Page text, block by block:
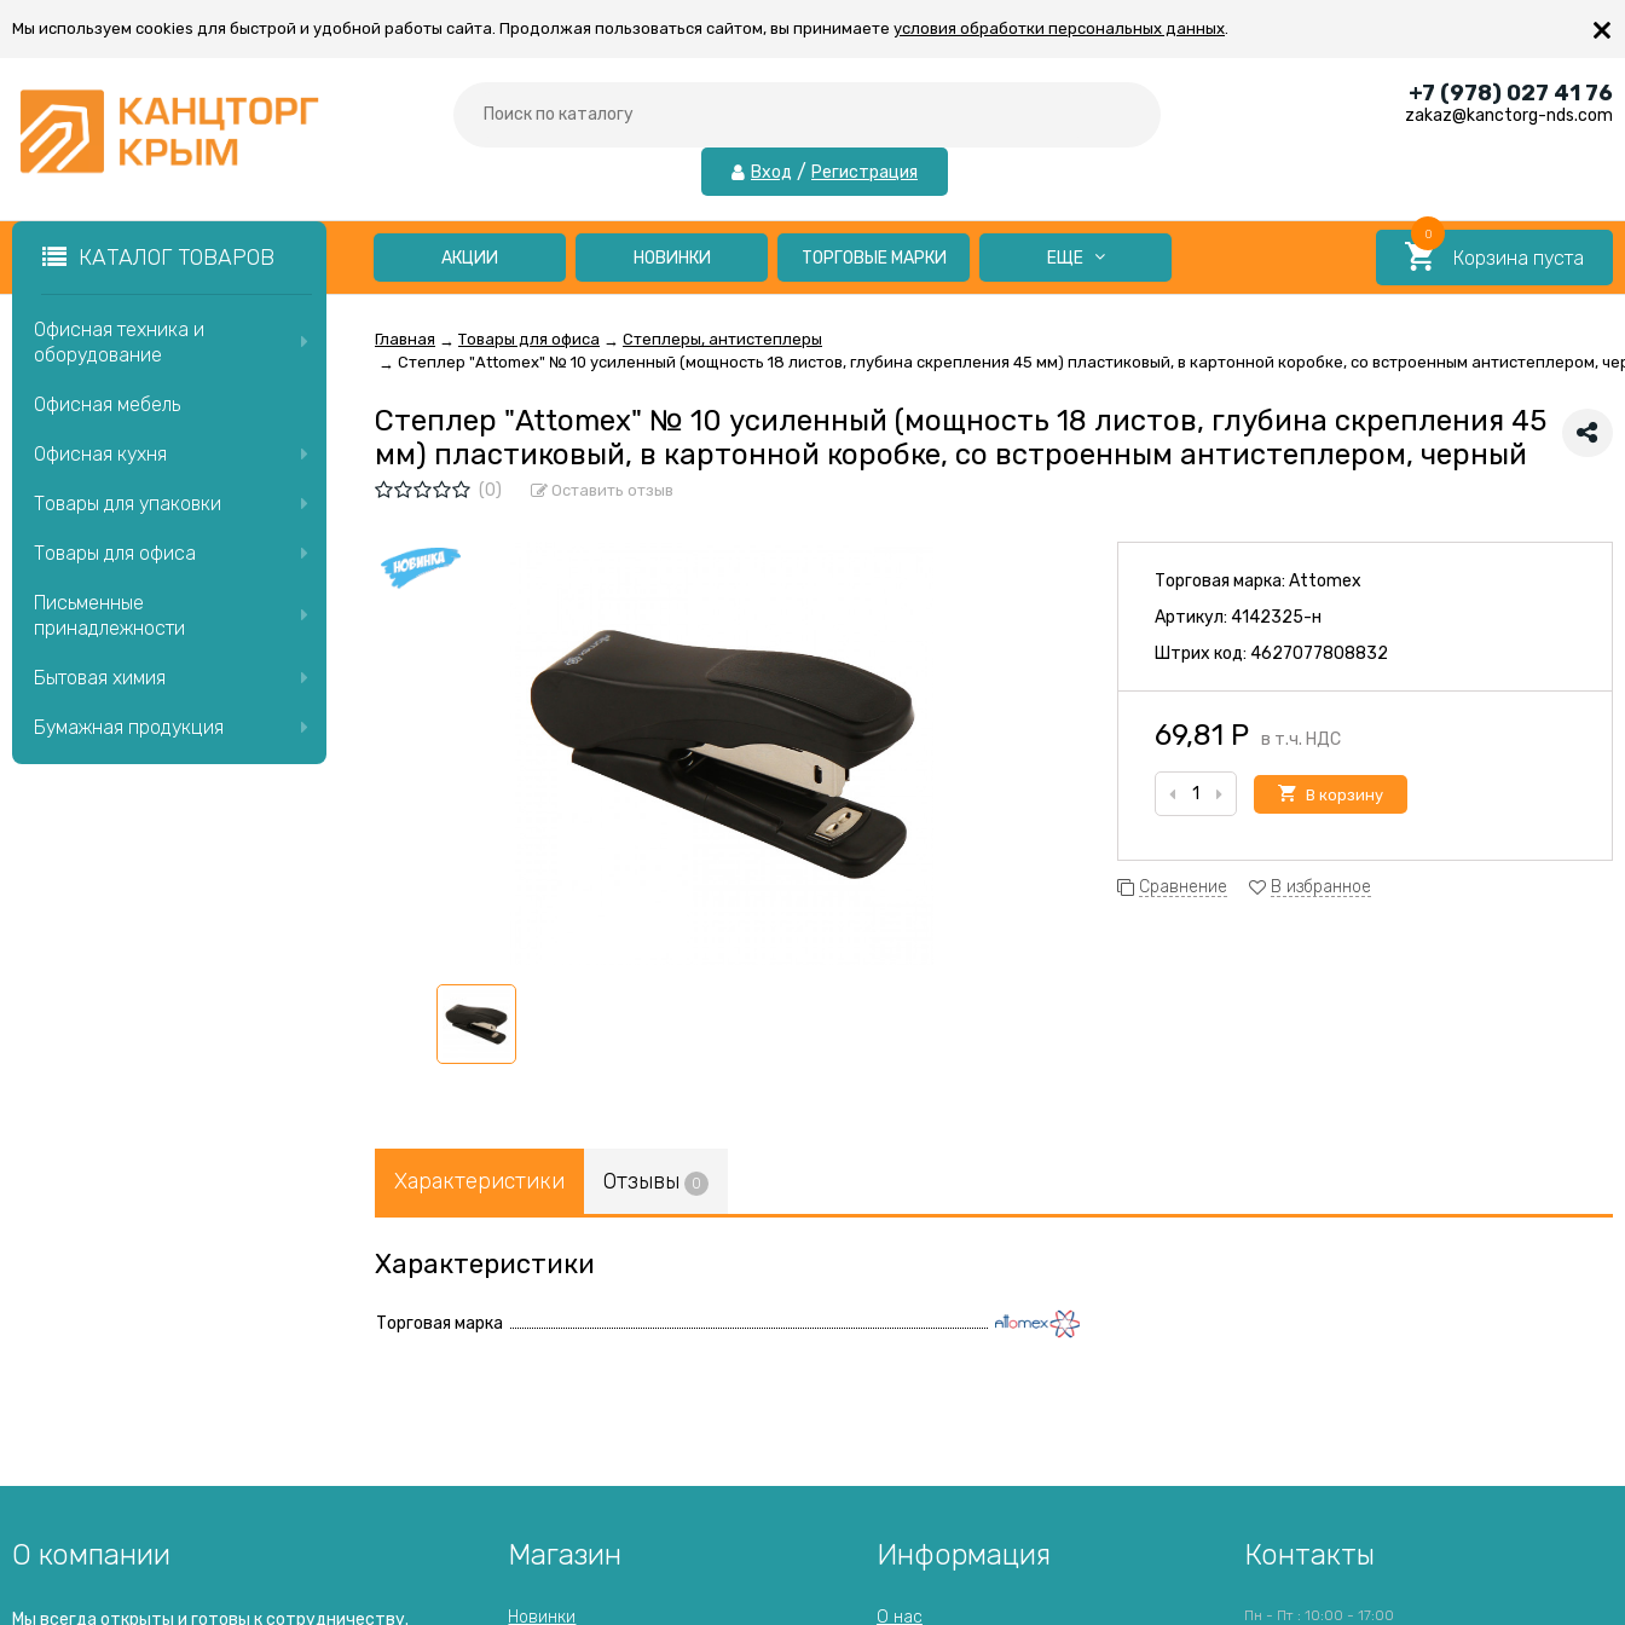
Мы используем cookies для быстрой и удобной работы сайта. Продолжая пользоваться сайтом, вы принимаете условия обработки персональных данных. ×
Вход / Регистрация
+7 (978) 027 41 76
zakaz@kanctorg-nds.com
КАТАЛОГ ТОВАРОВ Корзина пуста
0
АКЦИИ НОВИНКИ ТОРГОВЫЕ МАРКИ ЕЩЕ
Главная → Товары для офиса → Степлеры, антистеплеры
→ Степлер "Attomex" № 10 усиленный (мощность 18 листов, глубина скрепления 45 мм) пластиковый, в картонной коробке, со встроенным антистеплером,
Степлер "Attomex" № 10 усиленный (мощность 18 листов, глубина скрепления 45
мм) пластиковый, в картонной коробке, со встроенным антистеплером, черный
(0) Оставить отзыв
Торговая марка:Attomex
Артикул:4142325-н
Штрих код:4627077808832
69,81 Р в т.ч. НДС
В корзину
Сравнение В избранное
Характеристики Отзывы 0
Характеристики
Торговая марка
Офисная техника и
оборудование
Офисная мебель
Офисная кухня
Товары для упаковки
Товары для офиса
Письменные
принадлежности
Бытовая химия
Бумажная продукция
О компании
Мы всегда открыты и готовы к сотрудничеству.
Магазин
Новинки
Информация
О нас
Контакты
Пн - Пт : 10:00 - 17:00